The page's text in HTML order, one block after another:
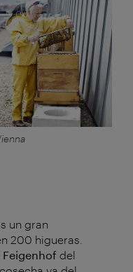
un gran
200 higueras.
Feigenhof del